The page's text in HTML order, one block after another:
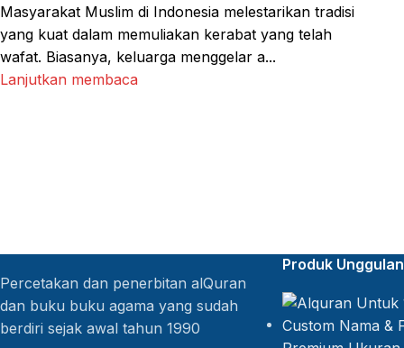
Masyarakat Muslim di Indonesia melestarikan tradisi
yang kuat dalam memuliakan kerabat yang telah
wafat. Biasanya, keluarga menggelar a...
Lanjutkan membaca
Percetakan dan penerbitan alQuran
dan buku buku agama yang sudah
berdiri sejak awal tahun 1990
Produk Unggulan